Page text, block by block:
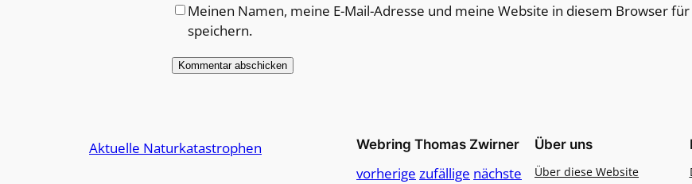
Meinen Namen, meine E-Mail-Adresse und meine Website in diesem Browser
speichern.
Aktuelle Naturkatastrophen Webring Thomas Zwirner
vorherige zufällige nächste
Über uns
Über diese Website